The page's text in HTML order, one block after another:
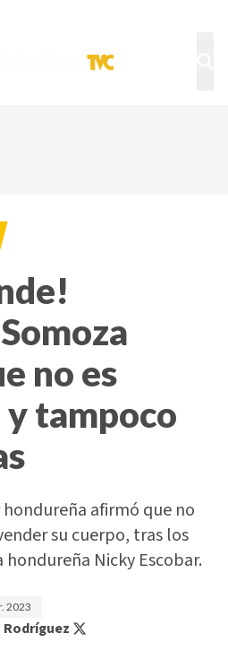
no es
tampoco
afirmó que no
su cuerpo, tras los
Nicky Escobar.
2023
Rodríguez